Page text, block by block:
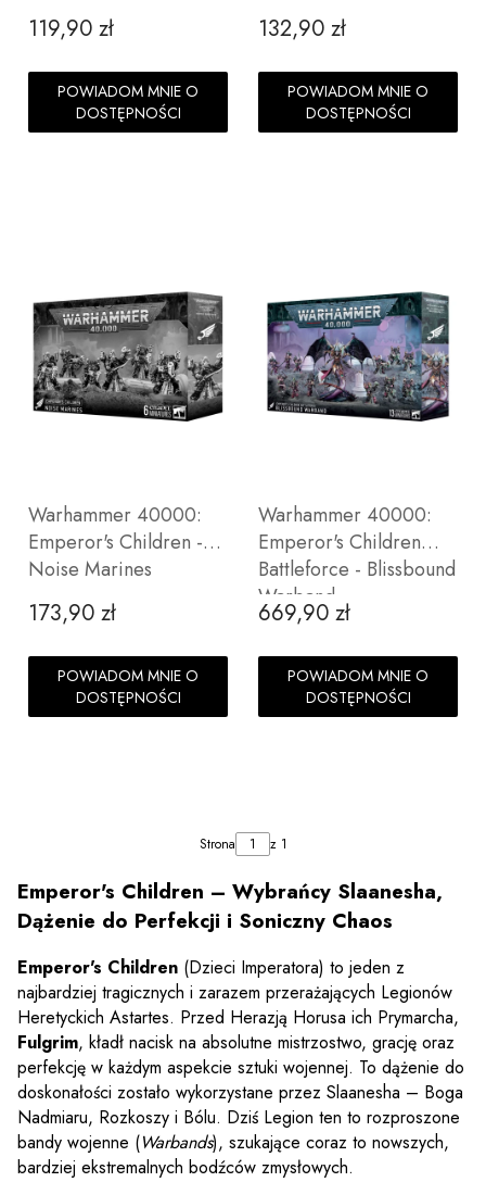
Cena
119,90 zł
POWIADOM MNIE O
DOSTĘPNOŚCI
Cena
132,90 zł
POWIADOM MNIE O
DOSTĘPNOŚCI
Warhammer 40000:
Emperor's Children -
Noise Marines
Cena
173,90 zł
POWIADOM MNIE O
DOSTĘPNOŚCI
Warhammer 40000:
Emperor's Children
Battleforce - Blissbound
Warband
Cena
669,90 zł
POWIADOM MNIE O
DOSTĘPNOŚCI
Strona z 1
Emperor's Children – Wybrańcy Slaanesha,
Dążenie do Perfekcji i Soniczny Chaos
Emperor's Children (Dzieci Imperatora) to jeden z
najbardziej tragicznych i zarazem przerażających Legionów
Heretyckich Astartes. Przed Herazją Horusa ich Prymarcha,
Fulgrim, kładł nacisk na absolutne mistrzostwo, grację oraz
perfekcję w każdym aspekcie sztuki wojennej. To dążenie do
doskonałości zostało wykorzystane przez Slaanesha – Boga
Nadmiaru, Rozkoszy i Bólu. Dziś Legion ten to rozproszone
bandy wojenne (Warbands), szukające coraz to nowszych,
bardziej ekstremalnych bodźców zmysłowych.